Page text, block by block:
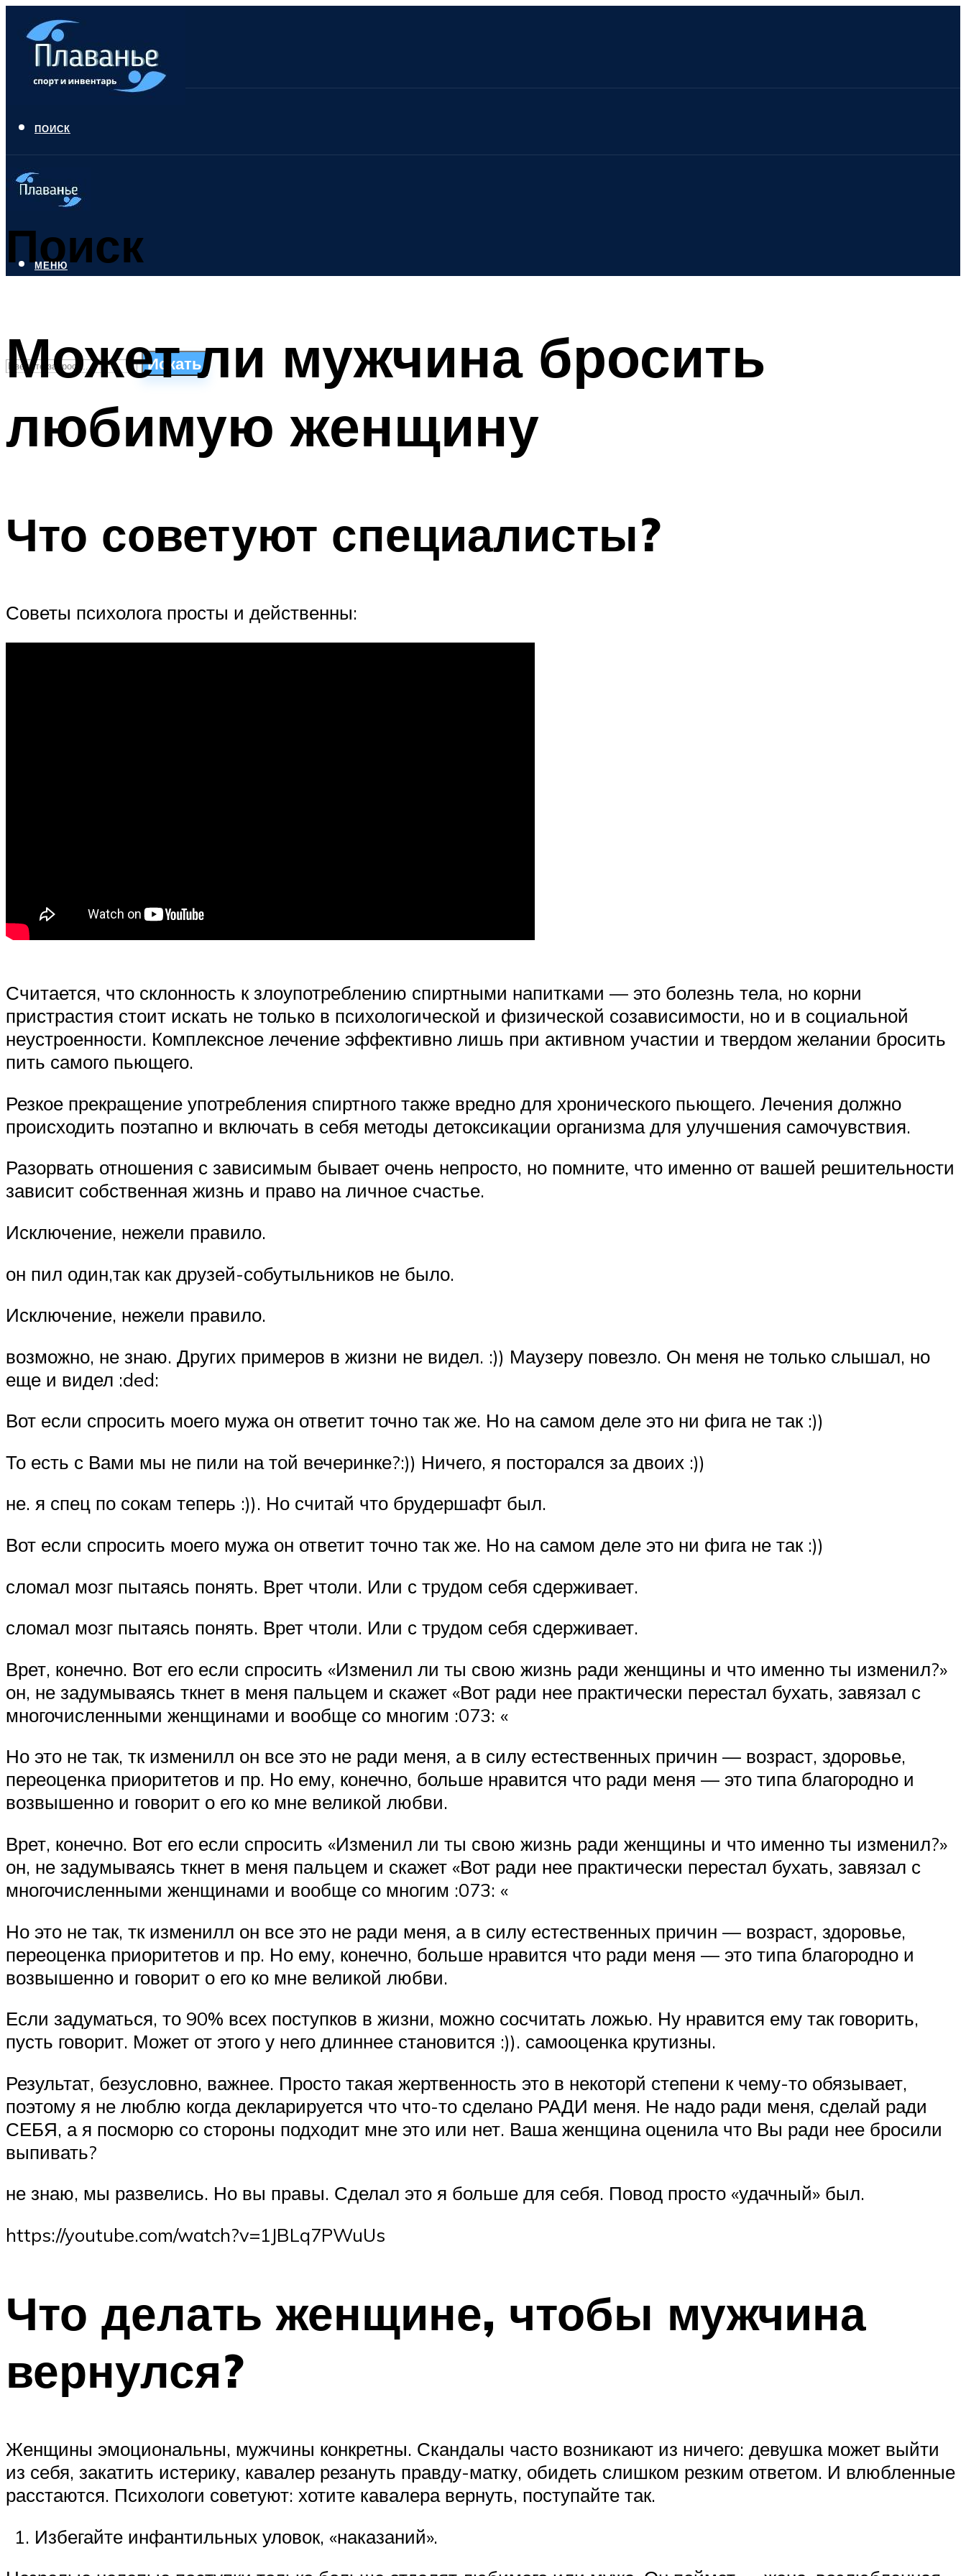
ПОИСК
Поиск
Искать
СТИЛИ ПЛАВАНЬЯ
ПЛАВАНЬЕ ДЛЯ ДЕТЕЙ
ПЛАВАНЬЕ ДЛЯ ПОХУДЕНИЯ
МЕНЮ
МЕНЮ
Может ли мужчина бросить
любимую женщину
Что советуют специалисты?
Советы психолога просты и действенны:
Считается, что склонность к злоупотреблению спиртными напитками — это болезнь тела, но корни
пристрастия стоит искать не только в психологической и физической созависимости, но и в социальной
неустроенности. Комплексное лечение эффективно лишь при активном участии и твердом желании бросить
пить самого пьющего.
Резкое прекращение употребления спиртного также вредно для хронического пьющего. Лечения должно
происходить поэтапно и включать в себя методы детоксикации организма для улучшения самочувствия.
Разорвать отношения с зависимым бывает очень непросто, но помните, что именно от вашей решительности
зависит собственная жизнь и право на личное счастье.
Исключение, нежели правило.
он пил один,так как друзей-собутыльников не было.
Исключение, нежели правило.
возможно, не знаю. Других примеров в жизни не видел. :)) Маузеру повезло. Он меня не только слышал, но
еще и видел :ded:
Вот если спросить моего мужа он ответит точно так же. Но на самом деле это ни фига не так :))
То есть с Вами мы не пили на той вечеринке?:)) Ничего, я посторался за двоих :))
не. я спец по сокам теперь :)). Но считай что брудершафт был.
Вот если спросить моего мужа он ответит точно так же. Но на самом деле это ни фига не так :))
сломал мозг пытаясь понять. Врет чтоли. Или с трудом себя сдерживает.
сломал мозг пытаясь понять. Врет чтоли. Или с трудом себя сдерживает.
Врет, конечно. Вот его если спросить «Изменил ли ты свою жизнь ради женщины и что именно ты изменил?»
он, не задумываясь ткнет в меня пальцем и скажет «Вот ради нее практически перестал бухать, завязал с
многочисленными женщинами и вообще со многим :073: «
Но это не так, тк изменилл он все это не ради меня, а в силу естественных причин — возраст, здоровье,
переоценка приоритетов и пр. Но ему, конечно, больше нравится что ради меня — это типа благородно и
возвышенно и говорит о его ко мне великой любви.
Врет, конечно. Вот его если спросить «Изменил ли ты свою жизнь ради женщины и что именно ты изменил?»
он, не задумываясь ткнет в меня пальцем и скажет «Вот ради нее практически перестал бухать, завязал с
многочисленными женщинами и вообще со многим :073: «
Но это не так, тк изменилл он все это не ради меня, а в силу естественных причин — возраст, здоровье,
переоценка приоритетов и пр. Но ему, конечно, больше нравится что ради меня — это типа благородно и
возвышенно и говорит о его ко мне великой любви.
Если задуматься, то 90% всех поступков в жизни, можно сосчитать ложью. Ну нравится ему так говорить,
пусть говорит. Может от этого у него длиннее становится :)). самооценка крутизны.
Результат, безусловно, важнее. Просто такая жертвенность это в некоторй степени к чему-то обязывает,
поэтому я не люблю когда декларируется что что-то сделано РАДИ меня. Не надо ради меня, сделай ради
СЕБЯ, а я посморю со стороны подходит мне это или нет. Ваша женщина оценила что Вы ради нее бросили
выпивать?
не знаю, мы развелись. Но вы правы. Сделал это я больше для себя. Повод просто «удачный» был.
https://youtube.com/watch?v=1JBLq7PWuUs
Что делать женщине, чтобы мужчина
вернулся?
Женщины эмоциональны, мужчины конкретны. Скандалы часто возникают из ничего: девушка может выйти
из себя, закатить истерику, кавалер резануть правду-матку, обидеть слишком резким ответом. И влюбленные
расстаются. Психологи советуют: хотите кавалера вернуть, поступайте так.
Избегайте инфантильных уловок, «наказаний».